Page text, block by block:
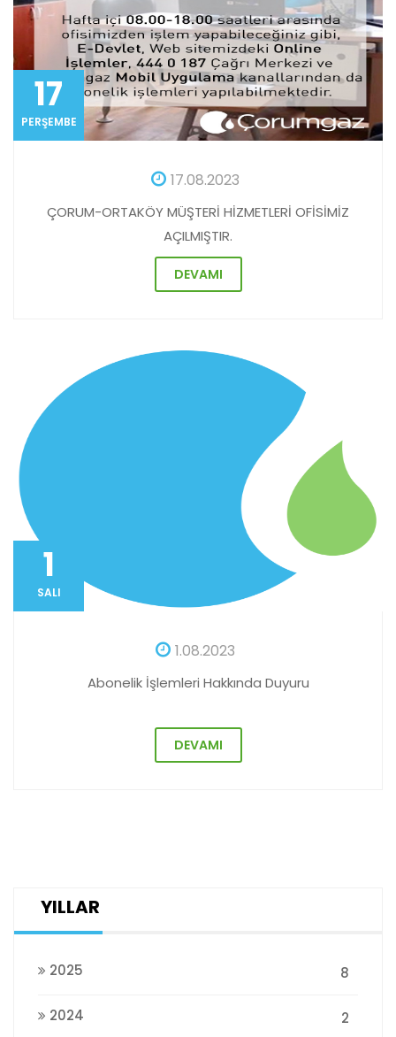
17
PERŞEMBE
17.08.2023
ÇORUM-ORTAKÖY MÜŞTERİ HİZMETLERİ OFİSİMİZ
AÇILMIŞTIR.
DEVAMI
1
SALI
1.08.2023
Abonelik İşlemleri Hakkında Duyuru
DEVAMI
YILLAR
2025 8
2024 2